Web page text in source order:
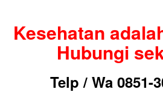
Kesehatan
Hubungi
Telp / Wa 0851-